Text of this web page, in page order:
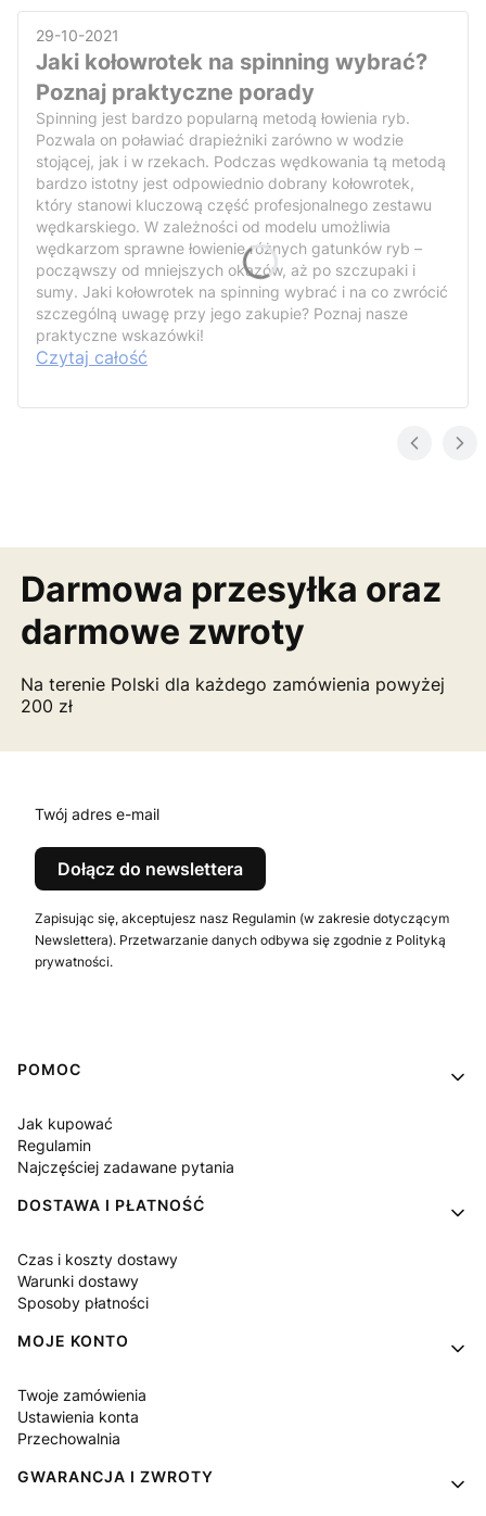
29-10-2021
Jaki kołowrotek na spinning wybrać?
Poznaj praktyczne porady
Spinning jest bardzo popularną metodą łowienia ryb.
Pozwala on poławiać drapieżniki zarówno w wodzie
stojącej, jak i w rzekach. Podczas wędkowania tą metodą
bardzo istotny jest odpowiednio dobrany kołowrotek,
który stanowi kluczową część profesjonalnego zestawu
wędkarskiego. W zależności od modelu umożliwia
wędkarzom sprawne łowienie różnych gatunków ryb –
począwszy od mniejszych okazów, aż po szczupaki i
sumy. Jaki kołowrotek na spinning wybrać i na co zwrócić
szczególną uwagę przy jego zakupie? Poznaj nasze
praktyczne wskazówki!
Czytaj całość
Darmowa przesyłka oraz
darmowe zwroty
Na terenie Polski dla każdego zamówienia powyżej
200 zł
Twój adres e-mail
Dołącz do newslettera
Zapisując się, akceptujesz nasz Regulamin (w zakresie dotyczącym
Newslettera). Przetwarzanie danych odbywa się zgodnie z Polityką
prywatności.
Linki w stopce
POMOC
Jak kupować
Regulamin
Najczęściej zadawane pytania
DOSTAWA I PŁATNOŚĆ
Czas i koszty dostawy
Warunki dostawy
Sposoby płatności
MOJE KONTO
Twoje zamówienia
Ustawienia konta
Przechowalnia
GWARANCJA I ZWROTY